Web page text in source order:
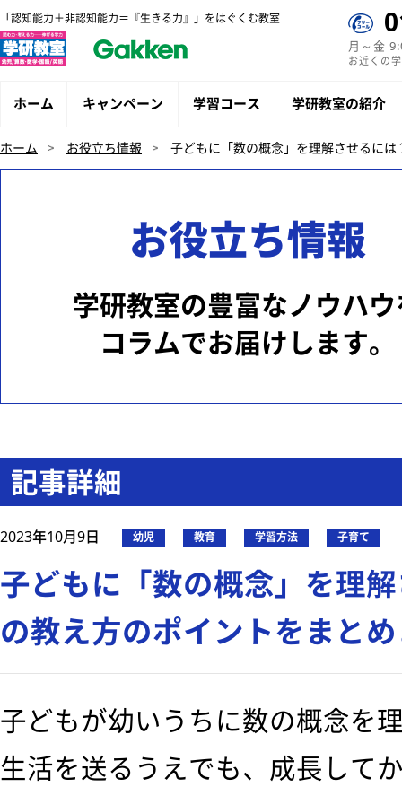
「認知能力＋非認知能力＝『生きる力』」をはぐくむ教室
月～金
お近くの
ホーム キャンペーン 学習コース 学研教室の紹介
ホーム お役立ち情報 子どもに「数の概念」を理解させるに
お役立ち情報
学研教室の豊富なノウハ
コラムでお届けします。
記事詳細
2023年10月9日 幼児 教育 学習方法 子育て
子どもに「数の概念」を理
の教え方のポイントをまと
子どもが幼いうちに数の概念を
生活を送るうえでも、成長して